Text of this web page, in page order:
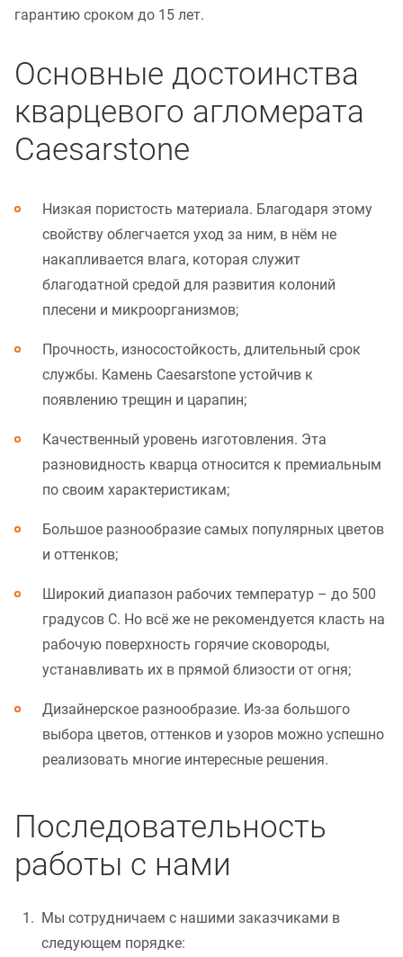
гарантию сроком до 15 лет.
Основные достоинства
кварцевого агломерата
Caesarstone
Низкая пористость материала. Благодаря этому
свойству облегчается уход за ним, в нём не
накапливается влага, которая служит
благодатной средой для развития колоний
плесени и микроорганизмов;
Прочность, износостойкость, длительный срок
службы. Камень Caesarstone устойчив к
появлению трещин и царапин;
Качественный уровень изготовления. Эта
разновидность кварца относится к премиальным
по своим характеристикам;
Большое разнообразие самых популярных цветов
и оттенков;
Широкий диапазон рабочих температур – до 500
градусов С. Но всё же не рекомендуется класть на
рабочую поверхность горячие сковороды,
устанавливать их в прямой близости от огня;
Дизайнерское разнообразие. Из-за большого
выбора цветов, оттенков и узоров можно успешно
реализовать многие интересные решения.
Последовательность
работы с нами
Мы сотрудничаем с нашими заказчиками в
следующем порядке: